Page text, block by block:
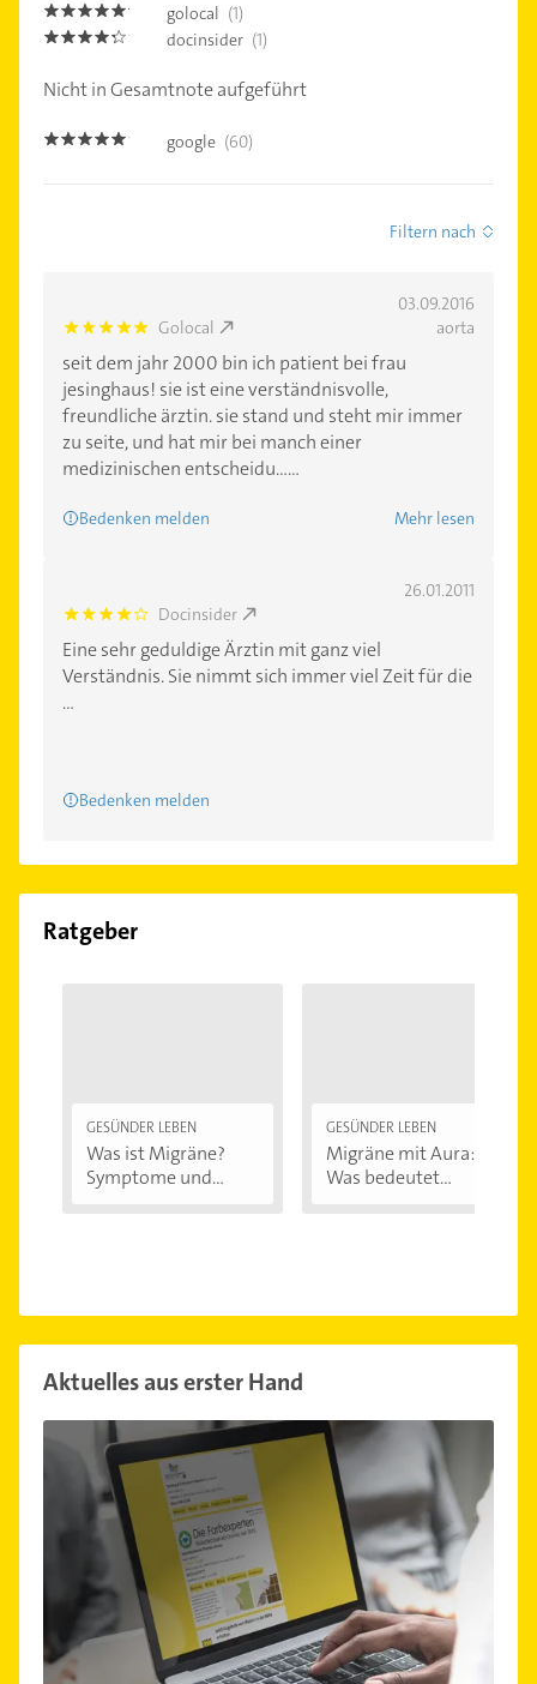
5.0 golocal (1)
4.2000003 docinsider (1)
Nicht in Gesamtnote aufgeführt
4.9 google (60)
Filtern nach
03.09.2016
5.0 Golocal aorta
seit dem jahr 2000 bin ich patient bei frau
jesinghaus! sie ist eine verständnisvolle,
freundliche ärztin. sie stand und steht mir immer
zu seite, und hat mir bei manch einer
medizinischen entscheidu......
Bedenken melden Mehr lesen
26.01.2011
4.2000003 Docinsider
Eine sehr geduldige Ärztin mit ganz viel
Verständnis. Sie nimmt sich immer viel Zeit für die
...
Bedenken melden
Ratgeber
GESÜNDER LEBEN
Was ist Migräne?
Symptome und...
GESÜNDER LEBEN
Migräne mit Aura:
Was bedeutet...
Aktuelles aus erster Hand